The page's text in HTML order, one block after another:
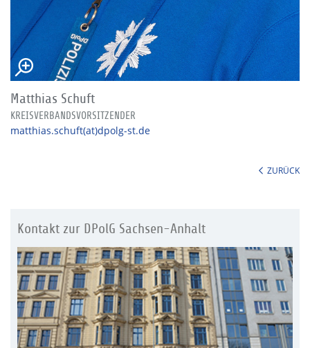
Matthias Schuft
KREISVERBANDSVORSITZENDER
matthias.schuft(at)dpolg-st.de
ZURÜCK
Kontakt zur DPolG Sachsen-Anhalt